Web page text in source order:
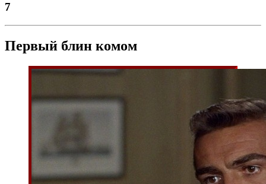
7
Первый блин комом